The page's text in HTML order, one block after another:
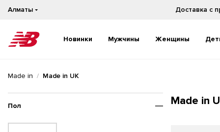
Алматы
Новинки Мужчины Женщины
Made in Made in UK
Пол Made in